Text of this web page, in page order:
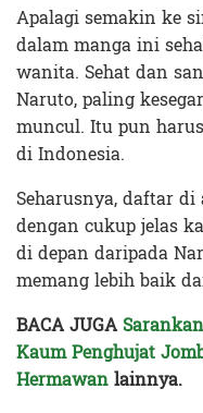
Apalagi semakin ke
dalam manga ini
wanita. Sehat dan
Naruto, paling
muncul. Itu pun
di Indonesia.
Seharusnya, daftar
dengan cukup jelas
di depan daripada
memang lebih baik
BACA JUGA
Kaum Penghujat
Hermawanlainnya.